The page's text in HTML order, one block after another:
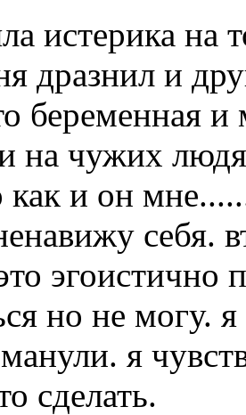
истерика на
дразнил и
беременная
на чужих
как и он
себя.
эгоистично
но не могу.
я
сделать.